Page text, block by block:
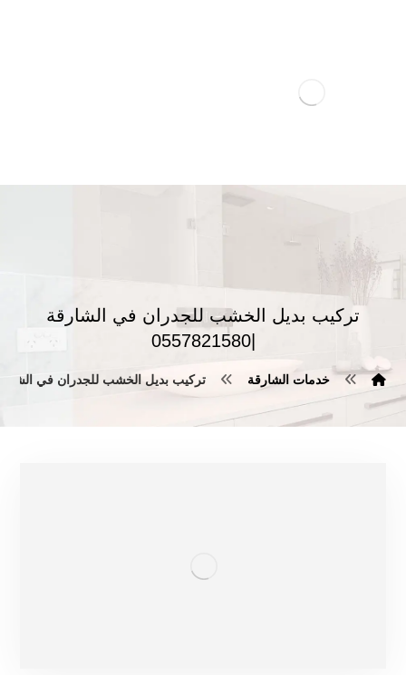
تركيب بديل الخشب للجدران في الشارقة
|0557821580
خدمات الشارقة تركيب بديل الخشب للجدران في الشارقة